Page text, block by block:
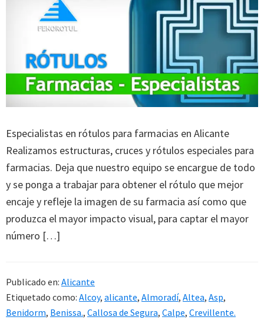
Especialistas en rótulos para farmacias en Alicante
Realizamos estructuras, cruces y rótulos especiales para
farmacias. Deja que nuestro equipo se encargue de todo
y se ponga a trabajar para obtener el rótulo que mejor
encaje y refleje la imagen de su farmacia así como que
produzca el mayor impacto visual, para captar el mayor
número […]
Publicado en: Alicante
Etiquetado como: Alcoy, alicante, Almoradí, Altea, Asp,
Benidorm, Benissa., Callosa de Segura, Calpe, Crevillente.